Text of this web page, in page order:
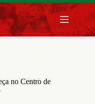
no Centro de